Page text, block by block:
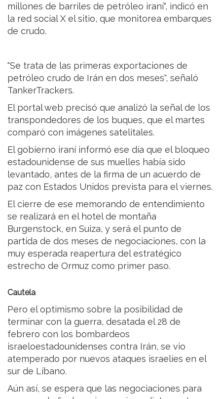
millones de barriles de petróleo iraní", indicó en
la red social X el sitio, que monitorea embarques
de crudo.
"Se trata de las primeras exportaciones de
petróleo crudo de Irán en dos meses", señaló
TankerTrackers.
El portal web precisó que analizó la señal de los
transpondedores de los buques, que el martes
comparó con imágenes satelitales.
El gobierno iraní informó ese día que el bloqueo
estadounidense de sus muelles había sido
levantado, antes de la firma de un acuerdo de
paz con Estados Unidos prevista para el viernes.
El cierre de ese memorando de entendimiento
se realizará en el hotel de montaña
Burgenstock, en Suiza, y será el punto de
partida de dos meses de negociaciones, con la
muy esperada reapertura del estratégico
estrecho de Ormuz como primer paso.
Cautela
Pero el optimismo sobre la posibilidad de
terminar con la guerra, desatada el 28 de
febrero con los bombardeos
israeloestadounidenses contra Irán, se vio
atemperado por nuevos ataques israelíes en el
sur de Líbano.
Aún así, se espera que las negociaciones para